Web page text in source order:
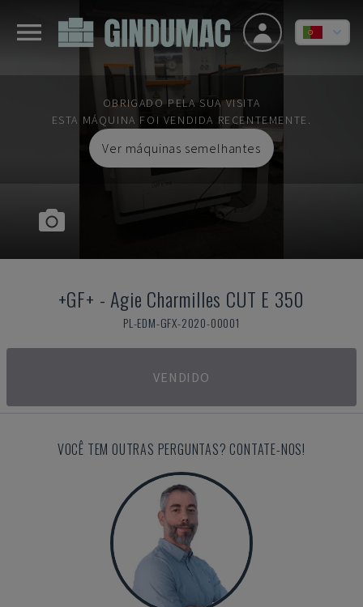
OBRIGADO PELA SUA VISITA
ESTA MÁQUINA FOI VENDIDA RECENTEMENTE.
Ver máquinas semelhantes
+GF+ - Agie Charmilles CUT E 350
PL-EDM-GFX-2020-00001
VENDIDO
VOCÊ TEM OUTRAS PERGUNTAS? CONTATE-NOS!